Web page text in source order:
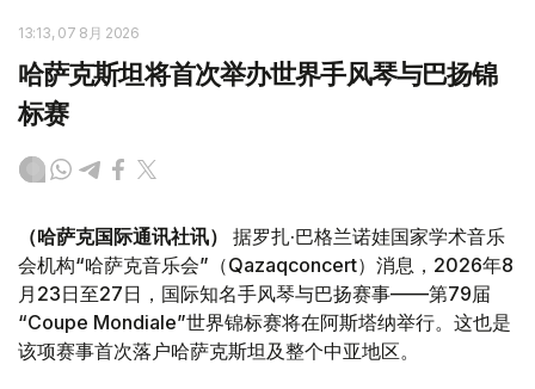
13:13, 07 8月 2026
哈萨克斯坦将首次举办世界手风琴与巴扬锦
标赛
（哈萨克国际通讯社讯）
据罗扎·巴格兰诺娃国家学术音乐
会机构“哈萨克音乐会”（Qazaqconcert）消息，2026年8
月23日至27日，国际知名手风琴与巴扬赛事——第79届
“Coupe Mondiale”世界锦标赛将在阿斯塔纳举行。这也是
该项赛事首次落户哈萨克斯坦及整个中亚地区。